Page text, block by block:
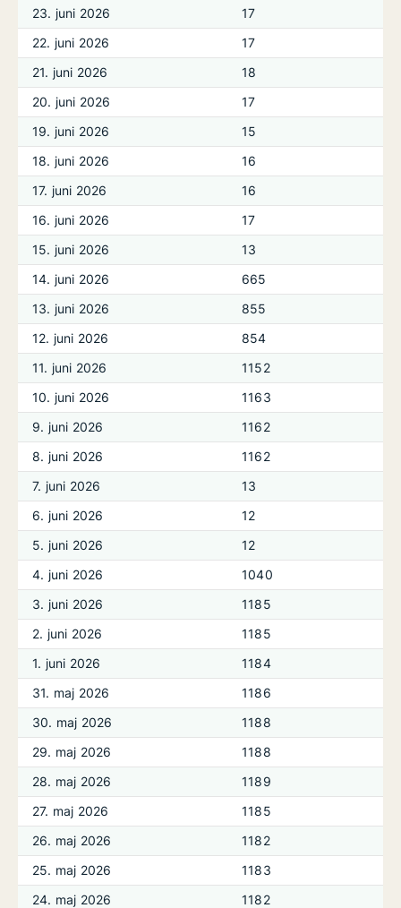
23. juni 2026
17
22. juni 2026
17
21. juni 2026
18
20. juni 2026
17
19. juni 2026
15
18. juni 2026
16
17. juni 2026
16
16. juni 2026
17
15. juni 2026
13
14. juni 2026
665
13. juni 2026
855
12. juni 2026
854
11. juni 2026
1152
10. juni 2026
1163
9. juni 2026
1162
8. juni 2026
1162
7. juni 2026
13
6. juni 2026
12
5. juni 2026
12
4. juni 2026
1040
3. juni 2026
1185
2. juni 2026
1185
1. juni 2026
1184
31. maj 2026
1186
30. maj 2026
1188
29. maj 2026
1188
28. maj 2026
1189
27. maj 2026
1185
26. maj 2026
1182
25. maj 2026
1183
24. maj 2026
1182